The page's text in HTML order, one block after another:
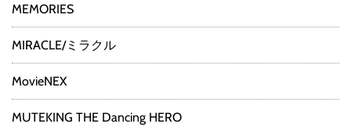
MEMORIES
MIRACLE/ミラクル
MovieNEX
MUTEKING THE Dancing HERO